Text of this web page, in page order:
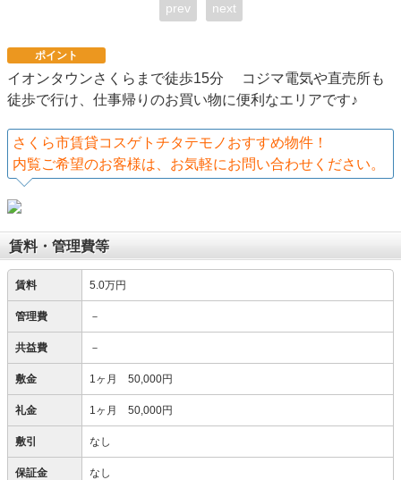
prev next
ポイント
イオンタウンさくらまで徒歩15分 コジマ電気や直売所も
徒歩で行け、仕事帰りのお買い物に便利なエリアです♪
さくら市賃貸コスゲトチタテモノおすすめ物件！
内覧ご希望のお客様は、お気軽にお問い合わせください。
賃料・管理費等
賃料 5.0万円
管理費 －
共益費 －
敷金 1ヶ月 50,000円
礼金 1ヶ月 50,000円
敷引 なし
保証金 なし